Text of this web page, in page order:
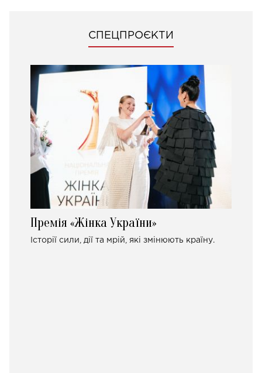
СПЕЦПРОЄКТИ
Премія «Жінка України»
Історії сили, дії та мрій, які змінюють країну.